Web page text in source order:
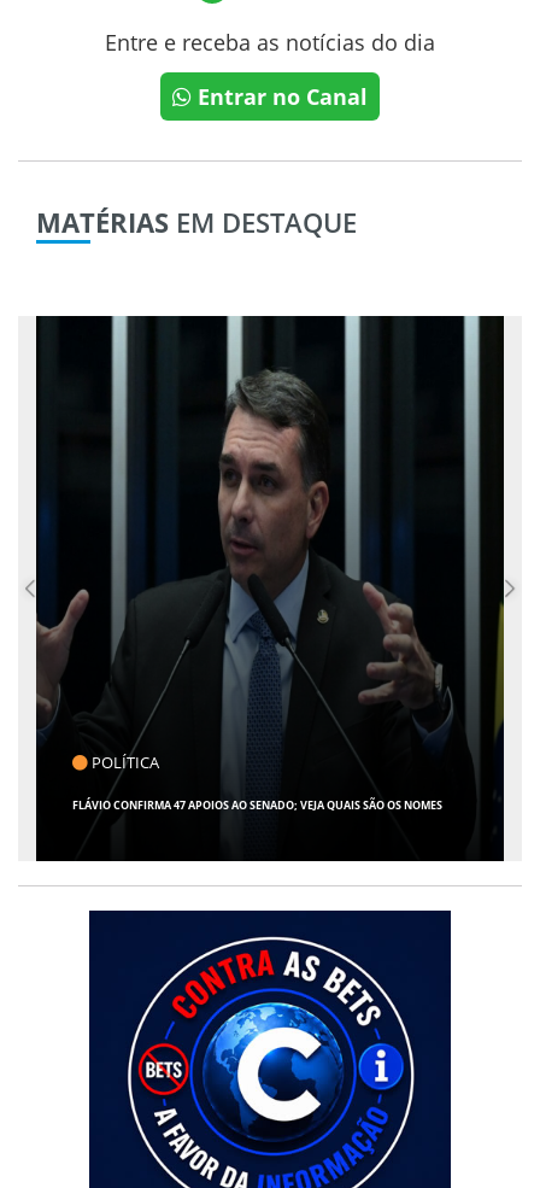
Entre e receba as notícias do dia
Entrar no Canal
MATÉRIAS EM DESTAQUE
CLICK INDICA
GIRO POR SERGIPE, BRASIL E MUNDO - 07 DE AGOSTO DE 2026